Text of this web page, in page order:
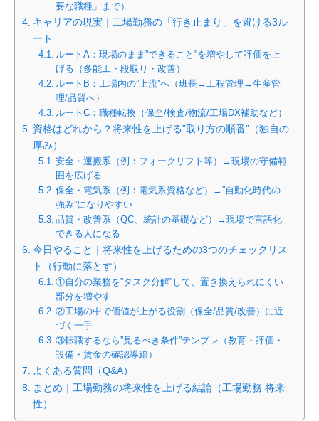
要な職種」まで）
キャリアの現実｜工場勤務の「行き止まり」を避ける3ル
ート
ルートA：現場のまま”できること”を増やして評価を上
げる（多能工・段取り・改善）
ルートB：工場内の”上流”へ（班長→工程管理→生産管
理/品質へ）
ルートC：職種転換（保全/検査/物流/工場DX補助など）
資格はどれから？将来性を上げる”取り方の順番”（独自の
厚み）
安全・運搬系（例：フォークリフト等）→現場の守備範
囲を広げる
保全・電気系（例：電気系資格など）→”自動化時代の
強み”になりやすい
品質・改善系（QC、統計の基礎など）→現場で言語化
できる人になる
今日やること｜将来性を上げるための3つのチェックリス
ト（行動に落とす）
①自分の業務を”タスク分解”して、置き換えられにくい
部分を増やす
②工場の中で価値が上がる役割（保全/品質/改善）に近
づく一手
③転職するなら”見るべき条件”テンプレ（教育・評価・
設備・賃金の確認導線）
よくある質問（Q&A）
まとめ｜工場勤務の将来性を上げる結論（工場勤務 将来
性）